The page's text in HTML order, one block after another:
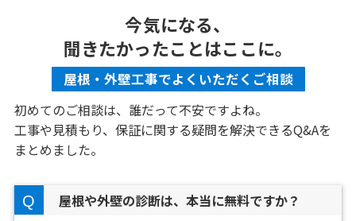
今気になる、
聞きたかったことはここに。
屋根・外壁工事でよくいただくご相談
初めてのご相談は、誰だって不安ですよね。
工事や見積もり、保証に関する疑問を解決できるQ&Aを
まとめました。
屋根や外壁の診断は、本当に無料ですか？